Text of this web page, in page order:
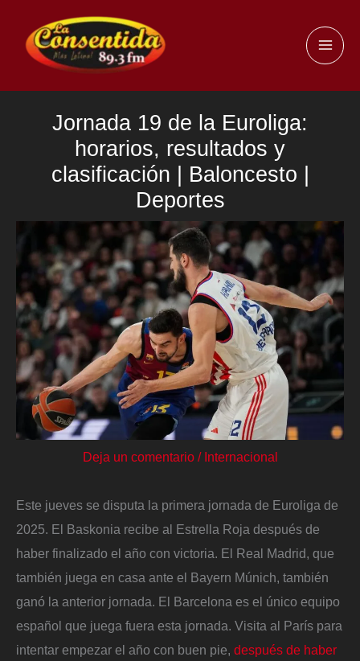
contenido
Jornada 19 de la Euroliga:
horarios, resultados y
clasificación | Baloncesto |
Deportes
Deja un comentario / Internacional
Este jueves se disputa la primera jornada de Euroliga de
2025. El Baskonia recibe al Estrella Roja después de
haber finalizado el año con victoria. El Real Madrid, que
también juega en casa ante el Bayern Múnich, también
ganó la anterior jornada. El Barcelona es el único equipo
español que juega fuera esta jornada. Visita al París para
intentar empezar el año con buen pie, después de haber